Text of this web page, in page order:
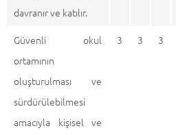
davranır ve katılır.
Güvenli okul
ortamının
oluşturulması ve
sürdürülebilmesi
amacıyla kişisel ve
3 3 3